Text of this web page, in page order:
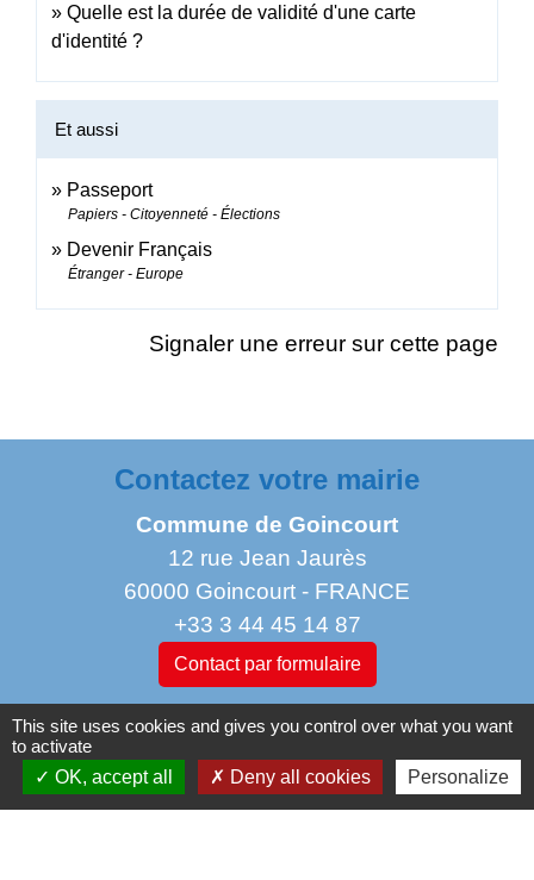
Quelle est la durée de validité d'une carte
d'identité ?
Et aussi
Passeport
Papiers - Citoyenneté - Élections
Devenir Français
Étranger - Europe
Signaler une erreur sur cette page
Contactez votre mairie
Commune de Goincourt
12 rue Jean Jaurès
60000 Goincourt - FRANCE
+33 3 44 45 14 87
Contact par formulaire
Horaires d'ouverture au public
Lundi : 11 h à 14 h
This site uses cookies and gives you control over what you want
to activate
OK, accept all
Deny all cookies Personalize